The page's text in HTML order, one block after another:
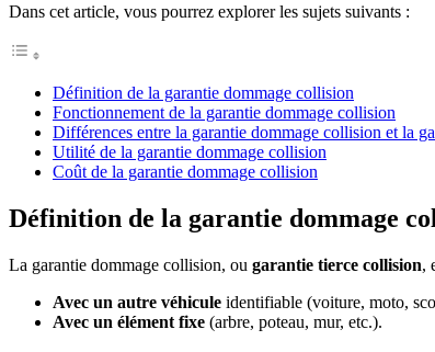
Dans cet article, vous pourrez explorer les sujets suivants :
Définition de la garantie dommage collision
Fonctionnement de la garantie dommage collision
Différences entre la garantie dommage collision et la
Utilité de la garantie dommage collision
Coût de la garantie dommage collision
Définition de la garantie dommage
La garantie dommage collision, ou garantie tierce collision,
Avec un autre véhicule identifiable (voiture, moto,
Avec un élément fixe (arbre, poteau, mur, etc.).